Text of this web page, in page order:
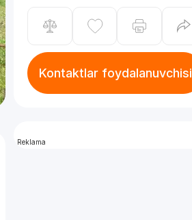
Kontaktlar foydalanuvchisi
Reklama